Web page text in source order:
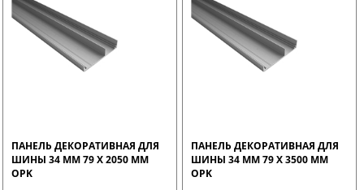
ПАНЕЛЬ ДЕКОРАТИВНАЯ ДЛЯ
ШИНЫ 34 ММ 79 Х 2050 ММ
OPK
ПАНЕЛЬ ДЕКОРАТИВНАЯ ДЛЯ
ШИНЫ 34 ММ 79 Х 3500 ММ
OPK